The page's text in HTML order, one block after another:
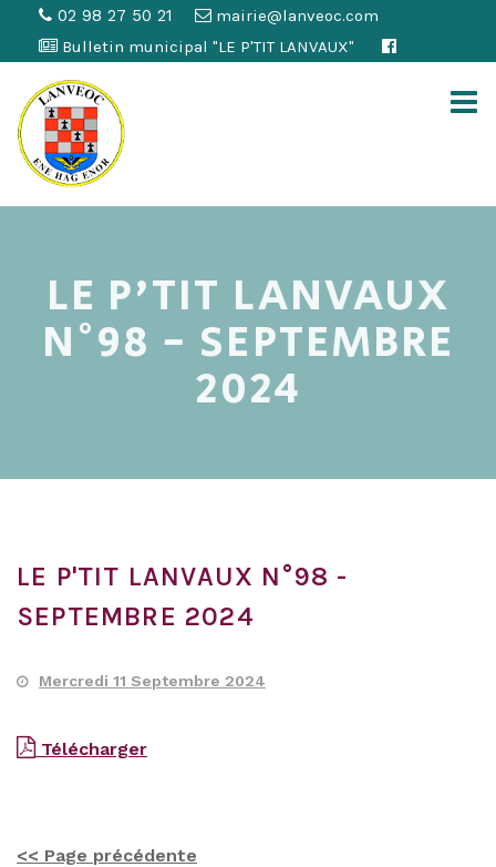
02 98 27 50 21
mairie@lanveoc.com
Bulletin municipal "LE P'TIT LANVAUX"
LE P'TIT LANVAUX
N°98 - SEPTEMBRE
2024
LE P'TIT LANVAUX N°98 -
SEPTEMBRE 2024
Mercredi 11 Septembre 2024
Télécharger
<< Page précédente